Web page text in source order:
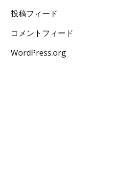
投稿フィード
コメントフィード
WordPress.org